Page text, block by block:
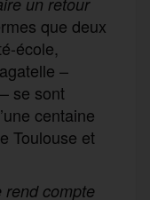
que deux
école,
–
se sont
centaine
Toulouse et
rend compte